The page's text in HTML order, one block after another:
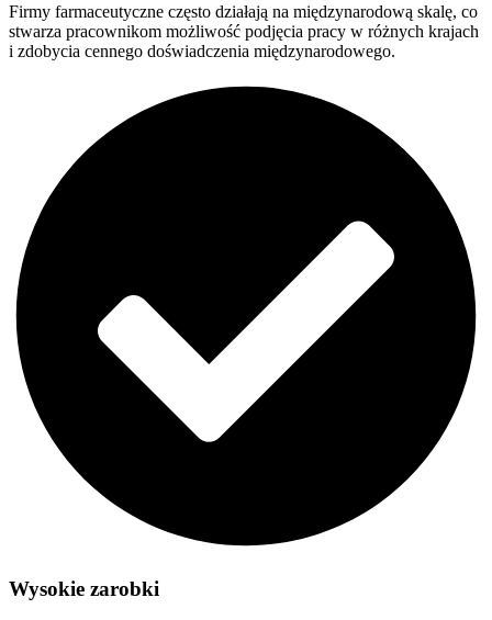
Firmy farmaceutyczne często działają na międzynarodową skalę, co
stwarza pracownikom możliwość podjęcia pracy w różnych krajach
i zdobycia cennego doświadczenia międzynarodowego.
Wysokie zarobki